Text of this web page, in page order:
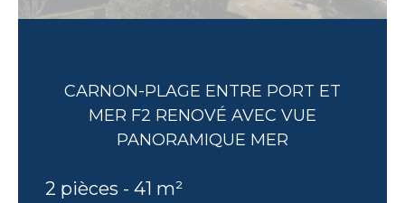
CARNON-PLAGE ENTRE PORT ET
MER F2 RENOVÉ AVEC VUE
PANORAMIQUE MER
2 pièces - 41 m²